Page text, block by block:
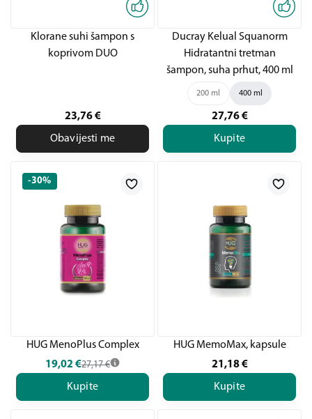
Klorane suhi šampon s
koprivom DUO
23,76 €
Obavijesti me
Ducray Kelual Squanorm
Hidratantni tretman
šampon, suha prhut, 400 ml
200 ml 400 ml
27,76 €
Kupite
-30%
HUG MenoPlus Complex
19,02 €27,17 €
Kupite
HUG MemoMax, kapsule
21,18 €
Kupite